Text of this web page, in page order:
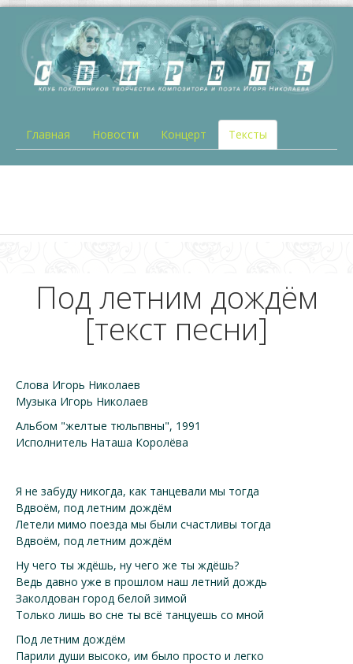
Главная Новости Концерт Тексты
Под летним дождём
[текст песни]
Слова Игорь Николаев
Музыка Игорь Николаев
Альбом "желтые тюльпвны", 1991
Исполнитель Наташа Королёва
Я не забуду никогда, как танцевали мы тогда
Вдвоём, под летним дождём
Летели мимо поезда мы были счастливы тогда
Вдвоём, под летним дождём
Ну чего ты ждёшь, ну чего же ты ждёшь?
Ведь давно уже в прошлом наш летний дождь
Заколдован город белой зимой
Только лишь во сне ты всё танцуешь со мной
Под летним дождём
Парили души высоко, им было просто и легко